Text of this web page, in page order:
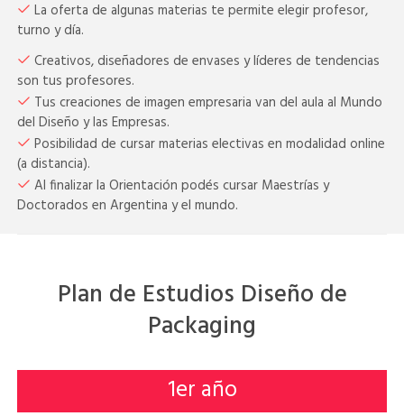
La oferta de algunas materias te permite elegir profesor,
turno y día.
Creativos, diseñadores de envases y líderes de tendencias
son tus profesores.
Tus creaciones de imagen empresaria van del aula al Mundo
del Diseño y las Empresas.
Posibilidad de cursar materias electivas en modalidad online
(a distancia).
Al finalizar la Orientación podés cursar Maestrías y
Doctorados en Argentina y el mundo.
Plan de Estudios Diseño de
Packaging
1er año